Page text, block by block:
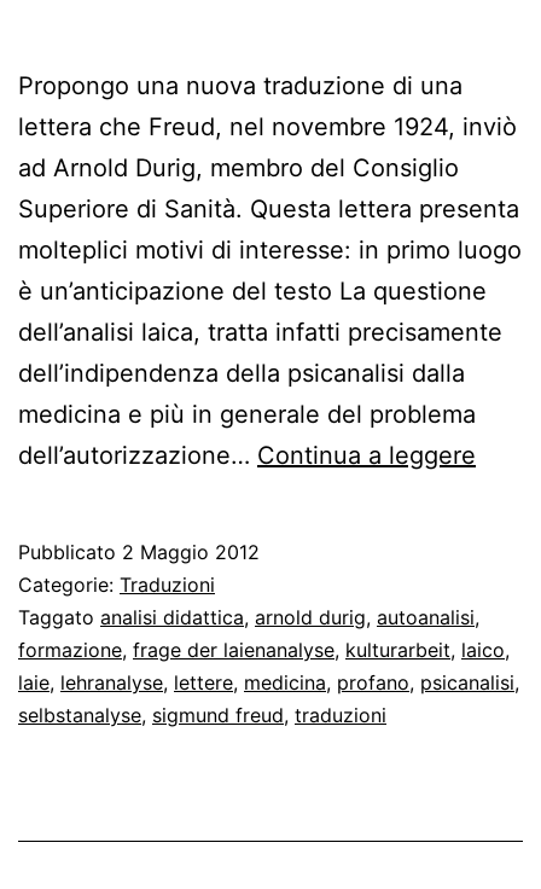
Propongo una nuova traduzione di una
lettera che Freud, nel novembre 1924, inviò
ad Arnold Durig, membro del Consiglio
Superiore di Sanità. Questa lettera presenta
molteplici motivi di interesse: in primo luogo
è un’anticipazione del testo La questione
dell’analisi laica, tratta infatti precisamente
dell’indipendenza della psicanalisi dalla
medicina e più in generale del problema
dell’autorizzazione… Continua a leggere
laica
in
una
Pubblicato 2 Maggio 2012
Categorie: Traduzioni
Taggato analisi didattica, arnold durig, autoanalisi,
formazione, frage der laienanalyse, kulturarbeit, laico,
laie, lehranalyse, lettere, medicina, profano, psicanalisi,
selbstanalyse, sigmund freud, traduzioni